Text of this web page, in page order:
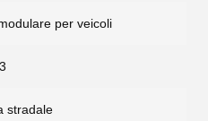
per veicoli
stradale